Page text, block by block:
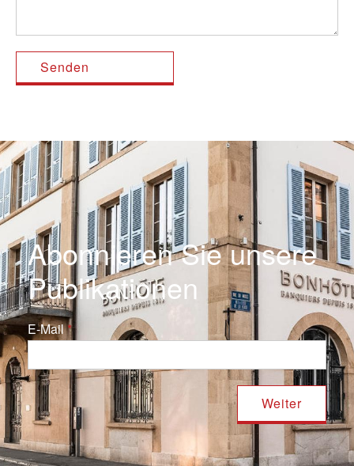
Abonnieren Sie unsere
Publikationen
E-Mail